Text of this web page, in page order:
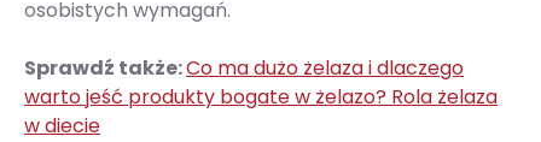
osobistych wymagań.
Sprawdź także:Co ma dużo żelaza i dlaczego
warto jeść produkty bogate w żelazo? Rola żelaza
w diecie